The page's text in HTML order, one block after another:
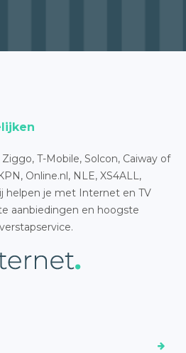
T-Mobile, Solcon, Caiway of
Online.nl, NLE, XS4ALL,
helpen je met Internet en TV
aanbiedingen en hoogste